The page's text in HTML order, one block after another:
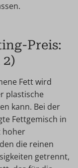
Preis:
Fett wird
plastische
kann. Bei der
Fettgemisch in
hoher
die reinen
getrennt,